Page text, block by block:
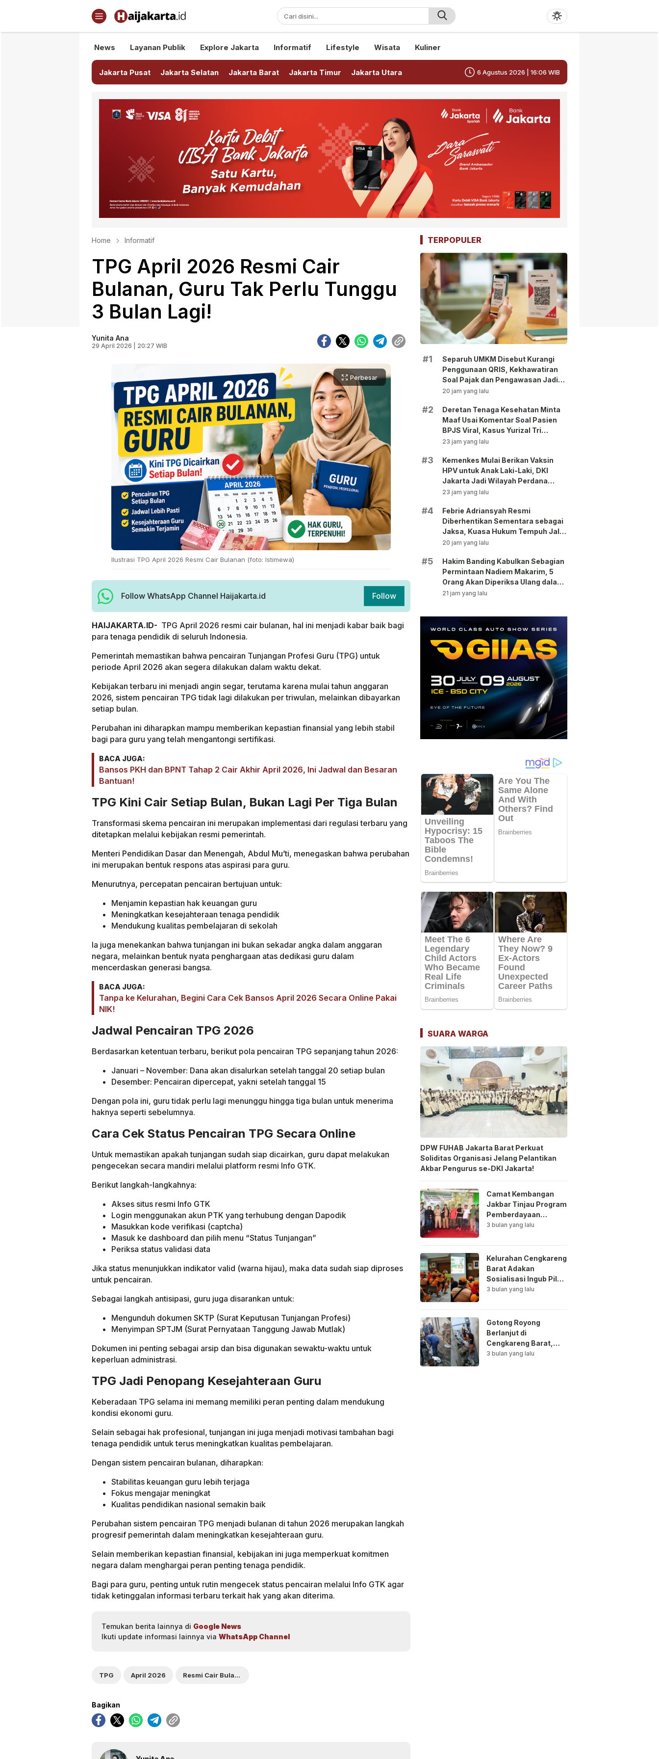
Haijakarta.id
Semua Tentang Jakarta Ada Disini!
News Layanan Publik Explore Jakarta Informatif Lifestyle Wisata Kuliner
Jakarta Pusat Jakarta Selatan Jakarta Barat Jakarta Timur Jakarta Utara 6 Agustus 2026 | 16:06 WIB
Home Informatif
TPG April 2026 Resmi Cair
Bulanan, Guru Tak Perlu Tunggu
3 Bulan Lagi!
Yunita Ana
29 April 2026 | 20:27 WIB
Perbesar
Ilustrasi TPG April 2026 Resmi Cair Bulanan (foto: Istimewa)
Follow WhatsApp Channel Haijakarta.id Follow
HAIJAKARTA.ID- TPG April 2026 resmi cair bulanan, hal ini menjadi kabar baik bagi
para tenaga pendidik di seluruh Indonesia.
Pemerintah memastikan bahwa pencairan Tunjangan Profesi Guru (TPG) untuk
periode April 2026 akan segera dilakukan dalam waktu dekat.
Kebijakan terbaru ini menjadi angin segar, terutama karena mulai tahun anggaran
2026, sistem pencairan TPG tidak lagi dilakukan per triwulan, melainkan dibayarkan
setiap bulan.
Perubahan ini diharapkan mampu memberikan kepastian finansial yang lebih stabil
bagi para guru yang telah mengantongi sertifikasi.
BACA JUGA:
Bansos PKH dan BPNT Tahap 2 Cair Akhir April 2026, Ini Jadwal dan Besaran
Bantuan!
TPG Kini Cair Setiap Bulan, Bukan Lagi Per Tiga Bulan
Transformasi skema pencairan ini merupakan implementasi dari regulasi terbaru yang
ditetapkan melalui kebijakan resmi pemerintah.
Menteri Pendidikan Dasar dan Menengah, Abdul Mu’ti, menegaskan bahwa perubahan
ini merupakan bentuk respons atas aspirasi para guru.
Menurutnya, percepatan pencairan bertujuan untuk:
Menjamin kepastian hak keuangan guru
Meningkatkan kesejahteraan tenaga pendidik
Mendukung kualitas pembelajaran di sekolah
Ia juga menekankan bahwa tunjangan ini bukan sekadar angka dalam anggaran
negara, melainkan bentuk nyata penghargaan atas dedikasi guru dalam
mencerdaskan generasi bangsa.
BACA JUGA:
Tanpa ke Kelurahan, Begini Cara Cek Bansos April 2026 Secara Online Pakai
NIK!
Jadwal Pencairan TPG 2026
Berdasarkan ketentuan terbaru, berikut pola pencairan TPG sepanjang tahun 2026:
Januari – November: Dana akan disalurkan setelah tanggal 20 setiap bulan
Desember: Pencairan dipercepat, yakni setelah tanggal 15
Dengan pola ini, guru tidak perlu lagi menunggu hingga tiga bulan untuk menerima
haknya seperti sebelumnya.
Cara Cek Status Pencairan TPG Secara Online
Untuk memastikan apakah tunjangan sudah siap dicairkan, guru dapat melakukan
pengecekan secara mandiri melalui platform resmi Info GTK.
Berikut langkah-langkahnya:
Akses situs resmi Info GTK
Login menggunakan akun PTK yang terhubung dengan Dapodik
Masukkan kode verifikasi (captcha)
Masuk ke dashboard dan pilih menu “Status Tunjangan”
Periksa status validasi data
Jika status menunjukkan indikator valid (warna hijau), maka data sudah siap diproses
untuk pencairan.
Sebagai langkah antisipasi, guru juga disarankan untuk:
Mengunduh dokumen SKTP (Surat Keputusan Tunjangan Profesi)
Menyimpan SPTJM (Surat Pernyataan Tanggung Jawab Mutlak)
Dokumen ini penting sebagai arsip dan bisa digunakan sewaktu-waktu untuk
keperluan administrasi.
TPG Jadi Penopang Kesejahteraan Guru
Keberadaan TPG selama ini memang memiliki peran penting dalam mendukung
kondisi ekonomi guru.
Selain sebagai hak profesional, tunjangan ini juga menjadi motivasi tambahan bagi
tenaga pendidik untuk terus meningkatkan kualitas pembelajaran.
Dengan sistem pencairan bulanan, diharapkan:
Stabilitas keuangan guru lebih terjaga
Fokus mengajar meningkat
Kualitas pendidikan nasional semakin baik
Perubahan sistem pencairan TPG menjadi bulanan di tahun 2026 merupakan langkah
progresif pemerintah dalam meningkatkan kesejahteraan guru.
Selain memberikan kepastian finansial, kebijakan ini juga memperkuat komitmen
negara dalam menghargai peran penting tenaga pendidik.
Bagi para guru, penting untuk rutin mengecek status pencairan melalui Info GTK agar
tidak ketinggalan informasi terbaru terkait hak yang akan diterima.
Temukan berita lainnya di Google News
Ikuti update informasi lainnya via WhatsApp Channel
TPG April 2026 Resmi Cair Bulanan
Bagikan
TERPOPULER
#1
Separuh UMKM Disebut Kurangi
Penggunaan QRIS, Kekhawatiran
Soal Pajak dan Pengawasan Jadi
Sorotan!
20 jam yang lalu
#2
Deretan Tenaga Kesehatan Minta
Maaf Usai Komentar Soal Pasien
BPJS Viral, Kasus Yurizal Tri
Chaerawan Jadi Sorotan Publik!
23 jam yang lalu
#3
Kemenkes Mulai Berikan Vaksin
HPV untuk Anak Laki-Laki, DKI
Jakarta Jadi Wilayah Perdana
Program BIAS 2026
23 jam yang lalu
#4
Febrie Adriansyah Resmi
Diberhentikan Sementara sebagai
Jaksa, Kuasa Hukum Tempuh Jalur
Praperadilan!
20 jam yang lalu
#5
Hakim Banding Kabulkan Sebagian
Permintaan Nadiem Makarim, 5
Orang Akan Diperiksa Ulang dalam
Kasus Chromebook!
21 jam yang lalu
SUARA WARGA
DPW FUHAB Jakarta Barat Perkuat
Soliditas Organisasi Jelang Pelantikan
Akbar Pengurus se-DKI Jakarta!
Camat Kembangan
Jakbar Tinjau Program
Pemberdayaan
Lingkungan di Bale
3 bulan yang lalu
Kelurahan Cengkareng
Barat Adakan
Sosialisasi Ingub Pilah
Sampah Kepada PPSU
3 bulan yang lalu
Gotong Royong
Berlanjut di
Cengkareng Barat,
Saluran Air
3 bulan yang lalu